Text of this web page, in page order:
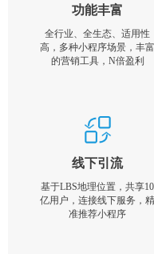
功能丰富
全行业、全生态、适用性
高，多种小程序场景，丰富
的营销工具，N倍盈利
线下引流
基于LBS地理位置，共享10
亿用户，连接线下服务，精
准推荐小程序